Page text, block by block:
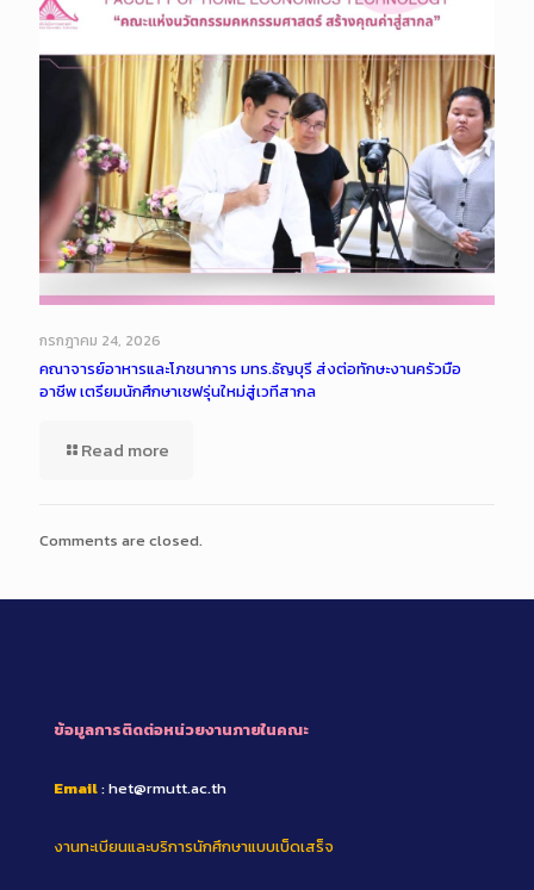
กรกฎาคม 24, 2026
คณาจารย์อาหารและโภชนาการ มทร.ธัญบุรี ส่งต่อทักษะงานครัวมือ
อาชีพ เตรียมนักศึกษาเชฟรุ่นใหม่สู่เวทีสากล
Read more
Comments are closed.
ข้อมูลการติดต่อหน่วยงานภายในคณะ
Email: het@rmutt.ac.th
งานทะเบียนและบริการนักศึกษาแบบเบ็ดเสร็จ